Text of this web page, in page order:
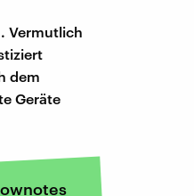
Vermutlich
dem
Geräte